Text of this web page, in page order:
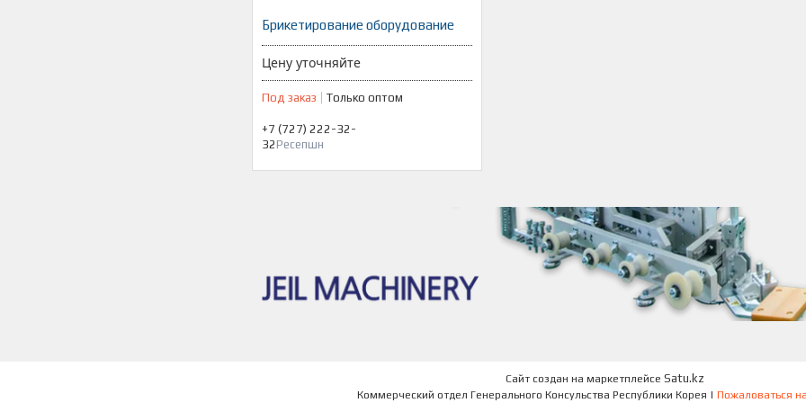
Брикетирование оборудование
Цену уточняйте
Под заказ Только оптом
+7 (727) 222-32-
32 Ресепшн
Сайт создан на маркетплейсе Satu.kz
Коммерческий отдел Генерального Консульства Республики Корея | Пожаловаться